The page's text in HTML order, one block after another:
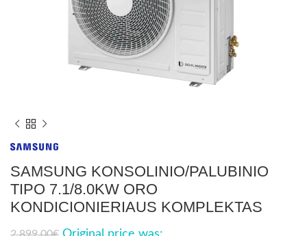
SAMSUNG KONSOLINIO/PALUBINIO
TIPO 7.1/8.0KW ORO
KONDICIONIERIAUS KOMPLEKTAS
2.899,00€ Original price was: